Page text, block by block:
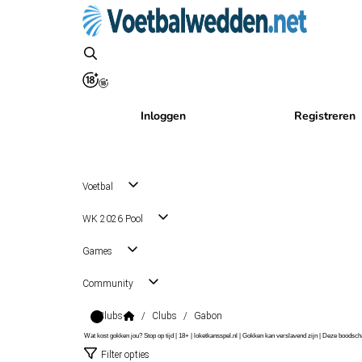
Inloggen Registreren
Voetbal
WK 2026 Pool
Games
Community
Clubs / Clubs / Gabon
Wat kost gokken jou? Stop op tijd | 18+ | loketkansspel.nl | Gokken kan verslavend zijn | Deze
Filter opties